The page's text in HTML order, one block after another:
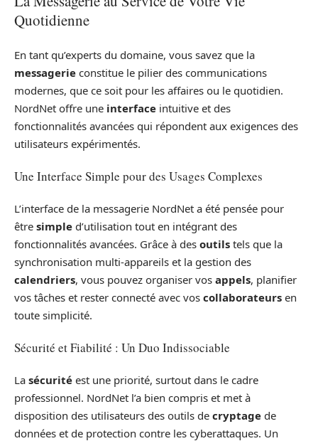
Quotidienne
En tant qu’experts du domaine, vous savez que la
messagerie constitue le pilier des communications
modernes, que ce soit pour les affaires ou le quotidien.
NordNet offre une interface intuitive et des
fonctionnalités avancées qui répondent aux exigences des
utilisateurs expérimentés.
Une Interface Simple pour des Usages Complexes
L’interface de la messagerie NordNet a été pensée pour
être simple d’utilisation tout en intégrant des
fonctionnalités avancées. Grâce à des outils tels que la
synchronisation multi-appareils et la gestion des
calendriers, vous pouvez organiser vos appels, planifier
vos tâches et rester connecté avec vos collaborateurs en
toute simplicité.
Sécurité et Fiabilité : Un Duo Indissociable
La sécurité est une priorité, surtout dans le cadre
professionnel. NordNet l’a bien compris et met à
disposition des utilisateurs des outils de cryptage de
données et de protection contre les cyberattaques. Un